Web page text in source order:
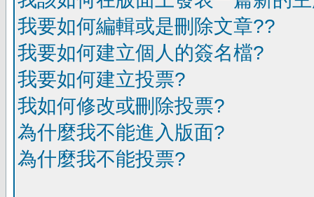
我要如何編輯或是刪除文章??
我要如何建立個人的簽名檔?
我要如何建立投票?
我如何修改或刪除投票?
為什麼我不能進入版面?
為什麼我不能投票?